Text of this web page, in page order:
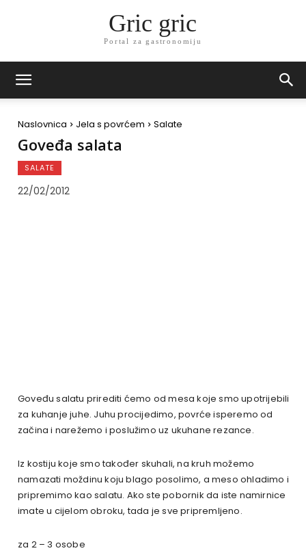
Gric gric
Portal za gastronomiju
Naslovnica Jela s povrćem Salate
Goveđa salata
SALATE
22/02/2012
Goveđu salatu prirediti ćemo od mesa koje smo upotrijebili
za kuhanje juhe. Juhu procijedimo, povrće isperemo od
začina i narežemo i poslužimo uz ukuhane rezance.
Iz kostiju koje smo također skuhali, na kruh možemo
namazati moždinu koju blago posolimo, a meso ohladimo i
pripremimo kao salatu. Ako ste pobornik da iste namirnice
imate u cijelom obroku, tada je sve pripremljeno.
za 2 – 3 osobe